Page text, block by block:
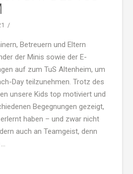
Betreuern und Eltern
der Minis sowie der E-
auf zum TuS Altenheim, um
Day teilzunehmen. Trotz des
unsere Kids top motiviert und
Begegnungen gezeigt,
haben – und zwar nicht
auch an Teamgeist, denn